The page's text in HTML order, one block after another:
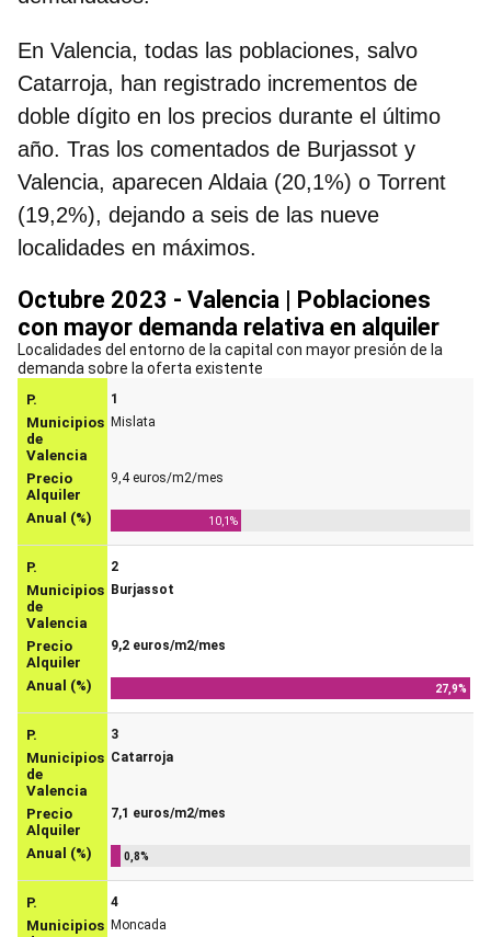
En Valencia, todas las poblaciones, salvo
Catarroja, han registrado incrementos de
doble dígito en los precios durante el último
año. Tras los comentados de Burjassot y
Valencia, aparecen Aldaia (20,1%) o Torrent
(19,2%), dejando a seis de las nueve
localidades en máximos.